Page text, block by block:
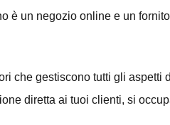
è un negozio online e un
che gestiscono tutti gli aspetti
diretta ai tuoi clienti, si